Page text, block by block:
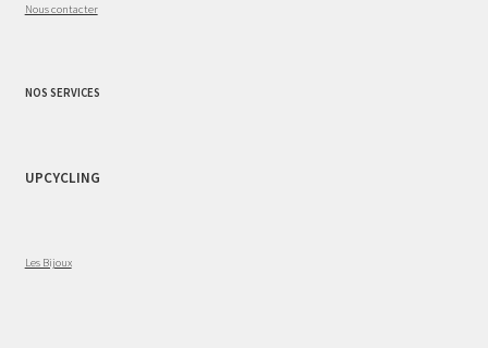
Nous contacter
NOS SERVICES
UPCYCLING
Les Bijoux